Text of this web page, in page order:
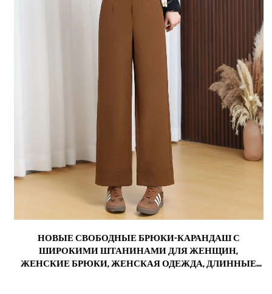
НОВЫЕ СВОБОДНЫЕ БРЮКИ-КАРАНДАШ С
ШИРОКИМИ ШТАНИНАМИ ДЛЯ ЖЕНЩИН,
ЖЕНСКИЕ БРЮКИ, ЖЕНСКАЯ ОДЕЖДА, ДЛИННЫЕ